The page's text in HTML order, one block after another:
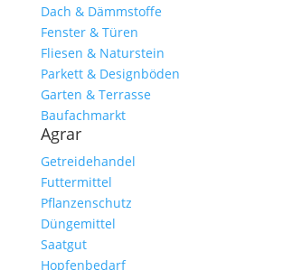
Dach & Dämmstoffe
Fenster & Türen
Fliesen & Naturstein
Parkett & Designböden
Garten & Terrasse
Baufachmarkt
Agrar
Getreidehandel
Futtermittel
Pflanzenschutz
Düngemittel
Saatgut
Hopfenbedarf